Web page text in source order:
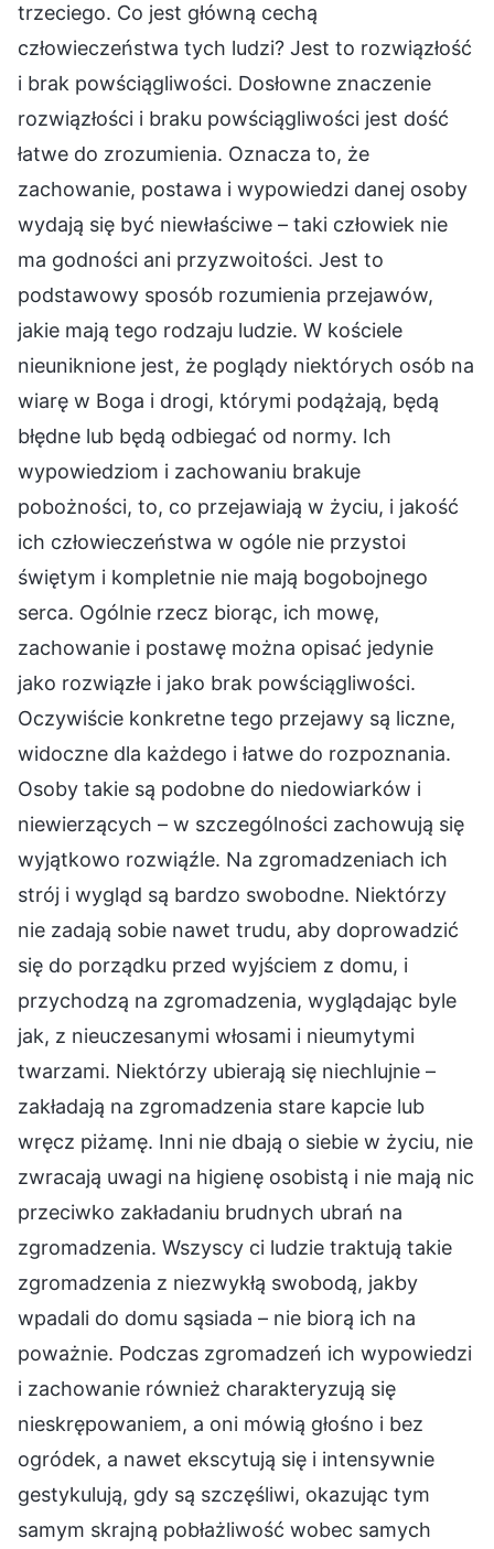
trzeciego. Co jest główną cechą
człowieczeństwa tych ludzi? Jest to rozwiązłość
i brak powściągliwości. Dosłowne znaczenie
rozwiązłości i braku powściągliwości jest dość
łatwe do zrozumienia. Oznacza to, że
zachowanie, postawa i wypowiedzi danej osoby
wydają się być niewłaściwe – taki człowiek nie
ma godności ani przyzwoitości. Jest to
podstawowy sposób rozumienia przejawów,
jakie mają tego rodzaju ludzie. W kościele
nieuniknione jest, że poglądy niektórych osób na
wiarę w Boga i drogi, którymi podążają, będą
błędne lub będą odbiegać od normy. Ich
wypowiedziom i zachowaniu brakuje
pobożności, to, co przejawiają w życiu, i jakość
ich człowieczeństwa w ogóle nie przystoi
świętym i kompletnie nie mają bogobojnego
serca. Ogólnie rzecz biorąc, ich mowę,
zachowanie i postawę można opisać jedynie
jako rozwiązłe i jako brak powściągliwości.
Oczywiście konkretne tego przejawy są liczne,
widoczne dla każdego i łatwe do rozpoznania.
Osoby takie są podobne do niedowiarków i
niewierzących – w szczególności zachowują się
wyjątkowo rozwiąźle. Na zgromadzeniach ich
strój i wygląd są bardzo swobodne. Niektórzy
nie zadają sobie nawet trudu, aby doprowadzić
się do porządku przed wyjściem z domu, i
przychodzą na zgromadzenia, wyglądając byle
jak, z nieuczesanymi włosami i nieumytymi
twarzami. Niektórzy ubierają się niechlujnie –
zakładają na zgromadzenia stare kapcie lub
wręcz piżamę. Inni nie dbają o siebie w życiu, nie
zwracają uwagi na higienę osobistą i nie mają nic
przeciwko zakładaniu brudnych ubrań na
zgromadzenia. Wszyscy ci ludzie traktują takie
zgromadzenia z niezwykłą swobodą, jakby
wpadali do domu sąsiada – nie biorą ich na
poważnie. Podczas zgromadzeń ich wypowiedzi
i zachowanie również charakteryzują się
nieskrępowaniem, a oni mówią głośno i bez
ogródek, a nawet ekscytują się i intensywnie
gestykulują, gdy są szczęśliwi, okazując tym
samym skrajną pobłażliwość wobec samych